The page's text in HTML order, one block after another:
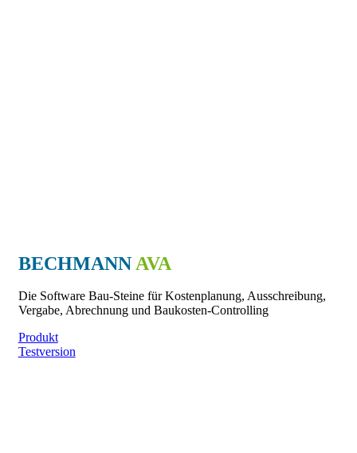
BECHMANN AVA
Die Software Bau-Steine für Kostenplanung, Ausschreibung,
Vergabe, Abrechnung und Baukosten-Controlling
Produkt
Testversion